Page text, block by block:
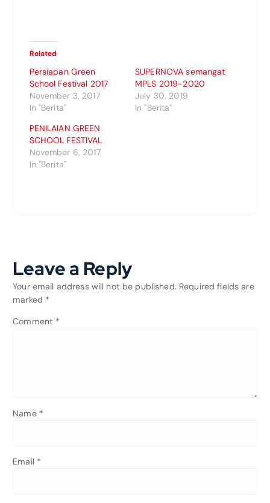
Related
Persiapan Green
School Festival 2017
November 3, 2017
In "Berita"
SUPERNOVA semangat
MPLS 2019-2020
July 30, 2019
In "Berita"
PENILAIAN GREEN
SCHOOL FESTIVAL
November 6, 2017
In "Berita"
Leave a Reply
Your email address will not be published. Required fields are
marked *
Comment *
Name *
Email *